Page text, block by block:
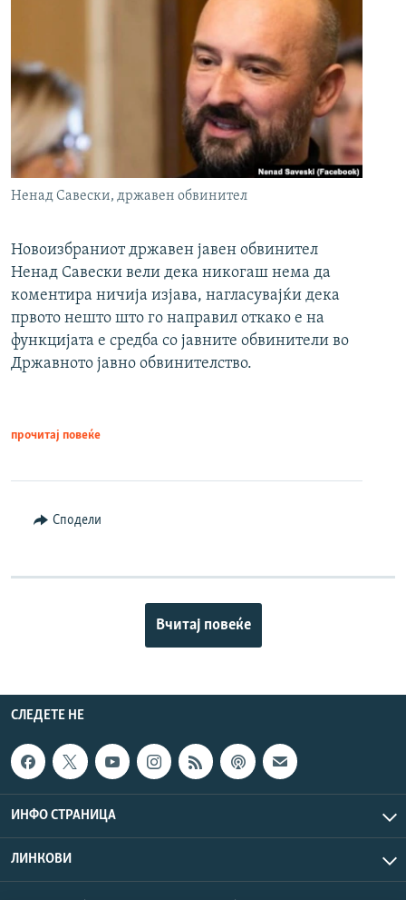
Ненад Савески, државен обвинител
Новоизбраниот државен јавен обвинител
Ненад Савески вели дека никогаш нема да
коментира ничија изјава, нагласувајќи дека
првото нешто што го направил откако е на
функцијата е средба со јавните обвинители во
Државното јавно обвинителство.
прочитај повеќе
Сподели
Вчитај повеќе
СЛЕДЕТЕ НЕ
ИНФО СТРАНИЦА
ЛИНКОВИ